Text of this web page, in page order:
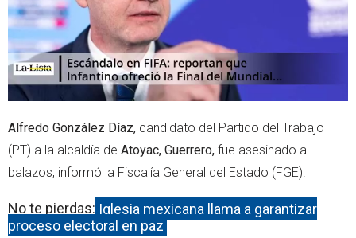
Alfredo González Díaz, candidato del Partido del Trabajo
(PT) a la alcaldía de Atoyac, Guerrero, fue asesinado a
balazos, informó la Fiscalía General del Estado (FGE).
No te pierdas: Iglesia mexicana llama a garantizar
proceso electoral en paz